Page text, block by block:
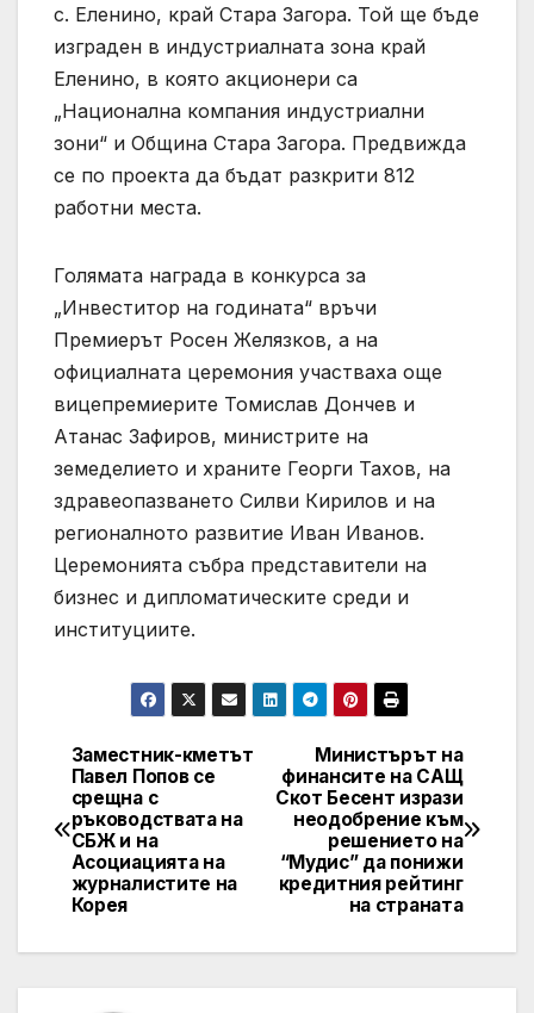
с. Еленино, край Стара Загора. Той ще бъде
изграден в индустриалната зона край
Еленино, в която акционери са
„Национална компания индустриални
зони“ и Община Стара Загора. Предвижда
се по проекта да бъдат разкрити 812
работни места.
Голямата награда в конкурса за
„Инвеститор на годината“ връчи
Премиерът Росен Желязков, а на
официалната церемония участваха още
вицепремиерите Томислав Дончев и
Атанас Зафиров, министрите на
земеделието и храните Георги Тахов, на
здравеопазването Силви Кирилов и на
регионалното развитие Иван Иванов.
Церемонията събра представители на
бизнес и дипломатическите среди и
институциите.
Post
navigation
Министърът на
финансите на САЩ
Скот Бесент изрази
неодобрение към
решението на
“Мудис” да понижи
кредитния рейтинг
на страната
Заместник-кметът
Павел Попов се
срещна с
ръководствата на
СБЖ и на
Асоциацията на
журналистите на
Корея